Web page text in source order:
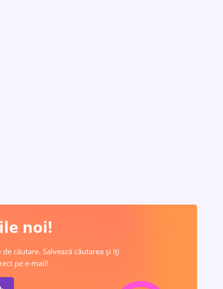
noi!
căutare. Salvează căutarea și îți
pe e-mail!